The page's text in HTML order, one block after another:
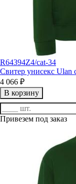
R64394Z4/cat-34
Свитер унисекс Ulan
4 066 ₽
В корзину
Привезем под заказ